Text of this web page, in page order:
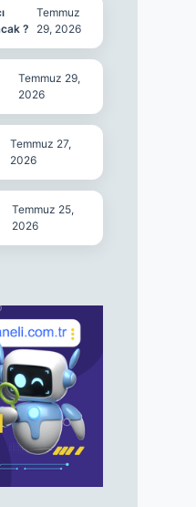
?
Temmuz
29, 2026
Temmuz 29,
2026
Temmuz 27,
2026
Temmuz 25,
2026